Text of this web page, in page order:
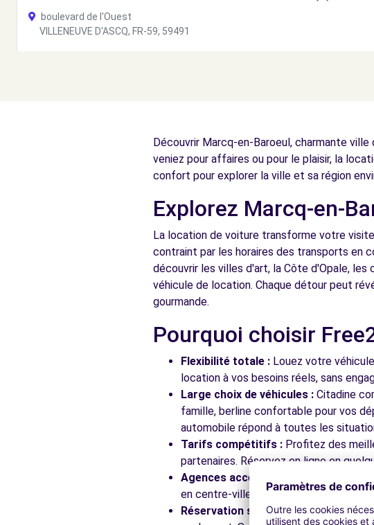
boulevard de l'Ouest
VILLENEUVE D'ASCQ, FR-59, 59491
VILLENEUVE D'ASCQ CEDEX, FR-59, 59650
Free2move Rent - S&YOU - LOMME (F)
Free2move Rent - S&You - LOMME CEDEX (C)
Free2move Rent - S&You - LOMME CEDEX (D)
449/453 AVENUE DE DUNKERQUE
Découvrir Marcq-en-Baroeul, charmante
veniez pour affaires ou pour le plaisir, la
confort pour explorer la ville et sa région
Explorez Marcq-en-
La location de voiture transforme votre
contraint par les horaires des transports en
découvrir les villes d'art, la Côte d'Opale,
véhicule de location. Chaque détour peut
gourmande.
Pourquoi choisir
Flexibilité totale : Louez votre
location à vos besoins réels, sans
Large choix de véhicules : Citadine
famille, berline confortable pour vos
automobile répond à toutes les
Tarifs compétitifs : Profitez des
partenaires. Réservez en ligne en
Agences accessibles :
Récupérez
en centre-ville, en gare ou près des
Réservation simplifiée :Notre